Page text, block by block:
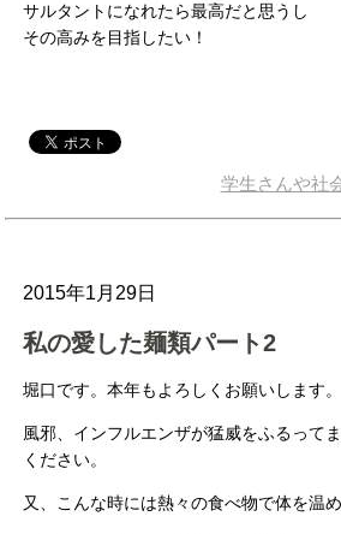
サルタントになれたら最高だと思うし
その高みを目指したい！
学生さんや社
2015年1月29日
私の愛した麺類パート2
堀口です。本年もよろしくお願いします。
風邪、インフルエンザが猛威をふるって
ください。
又、こんな時には熱々の食べ物で体を温